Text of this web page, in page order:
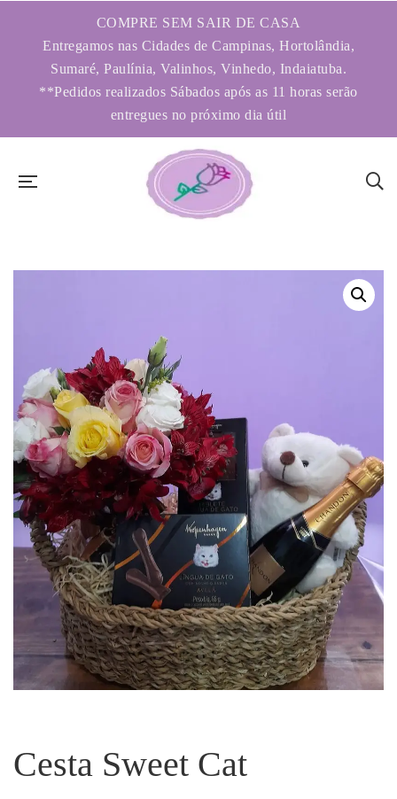
COMPRE SEM SAIR DE CASA
Entregamos nas Cidades de Campinas, Hortolândia,
Sumaré, Paulínia, Valinhos, Vinhedo, Indaiatuba.
**Pedidos realizados Sábados após as 11 horas serão
entregues no próximo dia útil
Cesta Sweet Cat